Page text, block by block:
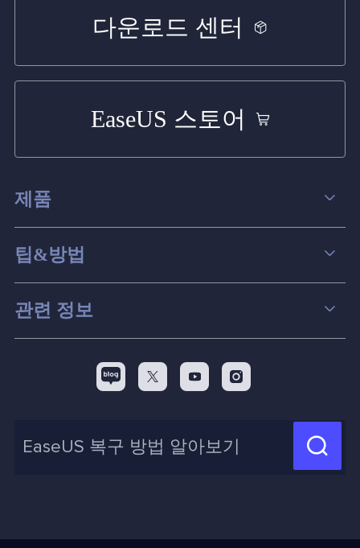
다운로드 센터
EaseUS 스토어
제품
데이터 복구
파티션 관리
스크린 레코더
백업&복원
신제품 New
팁&방법
컴퓨터 데이터 복구 팁
맥 데이터 복구 팁
디스크 파티션 팁
화면 녹화 팁
인사이트 보고서
관련 정보
리셀러
제휴 문의
  
